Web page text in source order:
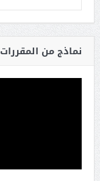
نماذج من المقررات